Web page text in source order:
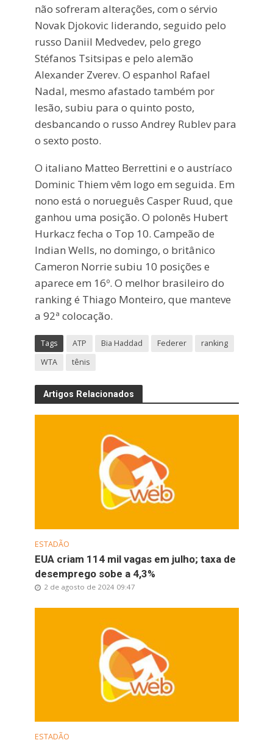
não sofreram alterações, com o sérvio
Novak Djokovic liderando, seguido pelo
russo Daniil Medvedev, pelo grego
Stéfanos Tsitsipas e pelo alemão
Alexander Zverev. O espanhol Rafael
Nadal, mesmo afastado também por
lesão, subiu para o quinto posto,
desbancando o russo Andrey Rublev para
o sexto posto.
O italiano Matteo Berrettini e o austríaco
Dominic Thiem vêm logo em seguida. Em
nono está o norueguês Casper Ruud, que
ganhou uma posição. O polonês Hubert
Hurkacz fecha o Top 10. Campeão de
Indian Wells, no domingo, o britânico
Cameron Norrie subiu 10 posições e
aparece em 16º. O melhor brasileiro do
ranking é Thiago Monteiro, que manteve
a 92ª colocação.
Tags ATP Bia Haddad Federer
ranking
WTA
tênis
Artigos Relacionados
ESTADÃO
EUA criam 114 mil vagas em julho; taxa de
desemprego sobe a 4,3%
2 de agosto de 2024 09:47
ESTADÃO